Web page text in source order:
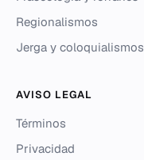
Regionalismos
Jerga y coloquialismos
AVISO LEGAL
Términos
Privacidad